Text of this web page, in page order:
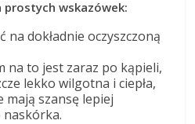
wskazówek:
na dokładnie oczyszczoną
na to jest zaraz po kąpieli,
lekko wilgotna i ciepła,
mają szansę lepiej
naskórka.